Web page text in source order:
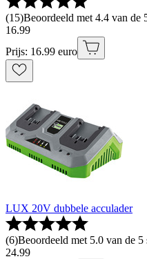
(15)Beoordeeld met 4.4 van de
16.99
Prijs: 16.99 euro
LUX 20V dubbele acculader
(6)Beoordeeld met 5.0 van de
24.99